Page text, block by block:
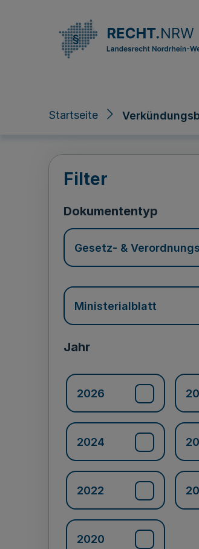
Startseite
Filter
Dokumententyp
Gesetz- &
Ministerialblatt
Jahr
2026
2024
2022
2020